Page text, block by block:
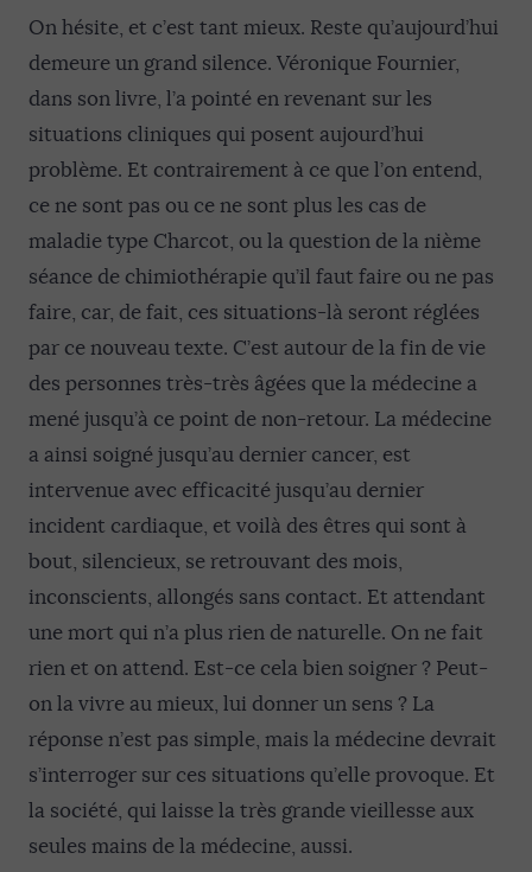
On hésite, et c’est tant mieux. Reste qu’aujourd’hui
demeure un grand silence. Véronique Fournier,
dans son livre, l’a pointé en revenant sur les
situations cliniques qui posent aujourd’hui
problème. Et contrairement à ce que l’on entend,
ce ne sont pas ou ce ne sont plus les cas de
maladie type Charcot, ou la question de la nième
séance de chimiothérapie qu’il faut faire ou ne pas
faire, car, de fait, ces situations-là seront réglées
par ce nouveau texte. C’est autour de la fin de vie
des personnes très-très âgées que la médecine a
mené jusqu’à ce point de non-retour. La médecine
a ainsi soigné jusqu’au dernier cancer, est
intervenue avec efficacité jusqu’au dernier
incident cardiaque, et voilà des êtres qui sont à
bout, silencieux, se retrouvant des mois,
inconscients, allongés sans contact. Et attendant
une mort qui n’a plus rien de naturelle. On ne fait
rien et on attend. Est-ce cela bien soigner ? Peut-
on la vivre au mieux, lui donner un sens ? La
réponse n’est pas simple, mais la médecine devrait
s’interroger sur ces situations qu’elle provoque. Et
la société, qui laisse la très grande vieillesse aux
seules mains de la médecine, aussi.